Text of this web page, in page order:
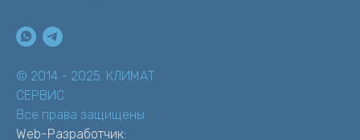
© 2014 - 2025. КЛИМАТ
СЕРВИС.
Все права защищены.
Web-Разработчик: